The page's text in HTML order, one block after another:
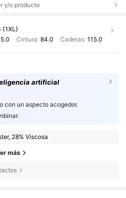
y/o producto
(1XL)
Cintura: 84.0 Caderas: 115.0
artificial
con un aspecto acogedor.
28% Viscosa
más